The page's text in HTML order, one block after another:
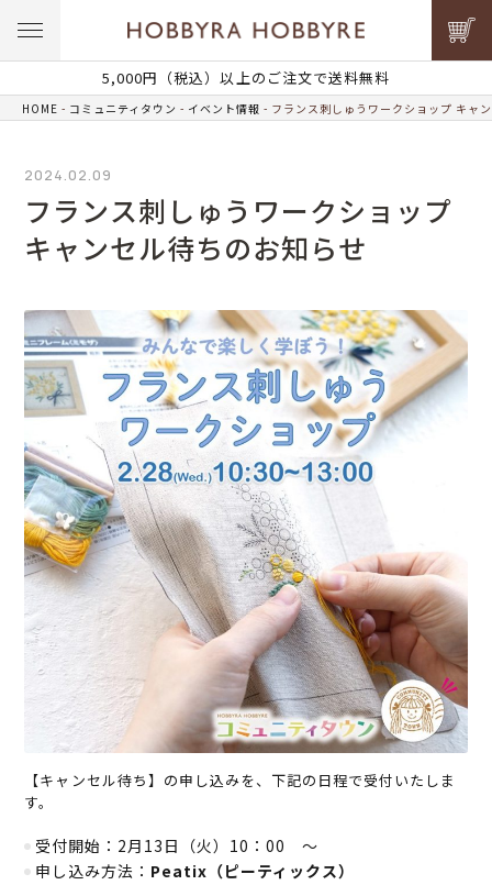
5,000円（税込）以上のご注文で送料無料
HOME コミュニティタウン イベント情報 フランス刺しゅうワークショップ キャ
2024.02.09
フランス刺しゅうワークショップ
キャンセル待ちのお知らせ
【キャンセル待ち】の申し込みを、下記の日程で受付いたしま
す。
受付開始：2月13日（火）10：00 ～
申し込み方法： Peatix（ピーティックス）